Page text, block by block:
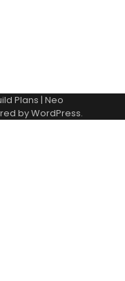
Plans | Neo
byWordPress.